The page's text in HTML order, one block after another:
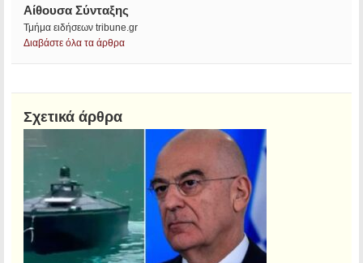
Αίθουσα Σύνταξης
Τμήμα ειδήσεων tribune.gr
Διαβάστε όλα τα άρθρα
Σχετικά άρθρα